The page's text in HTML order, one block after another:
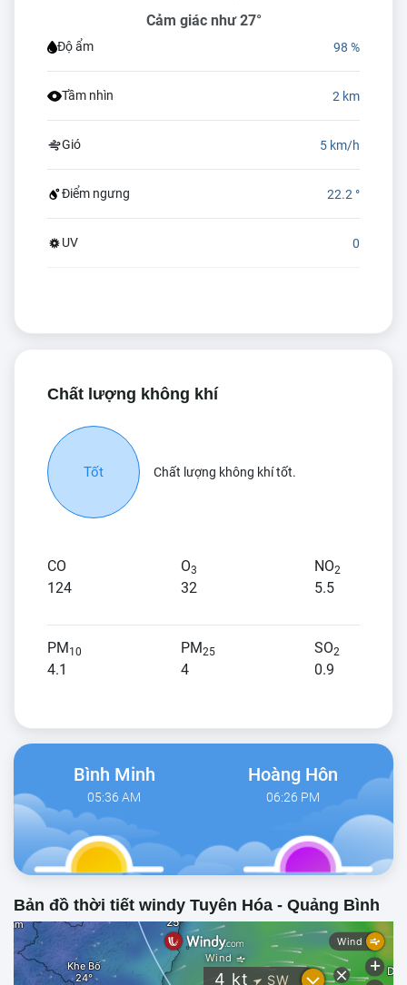
Cảm giác như 27°
Độ ẩm 98 %
Tầm nhìn 2 km
Gió 5 km/h
Điểm ngưng 22.2 °
UV 0
Chất lượng không khí
Tốt Chất lượng không khí tốt.
CO
124
O3
32
NO2
5.5
PM10
4.1
PM25
4
SO2
0.9
Bình Minh
05:36 AM
Hoàng Hôn
06:26 PM
Bản đồ thời tiết windy Tuyên Hóa - Quảng Bình